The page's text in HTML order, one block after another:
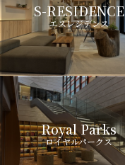
S-RESIDENCE
エスレジデンス
Royal Parks
ロイヤルパークス